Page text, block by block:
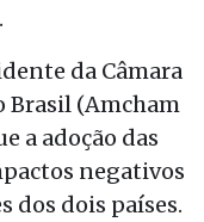
da Câmara
Brasil (Amcham
a adoção das
negativos
dos dois países.